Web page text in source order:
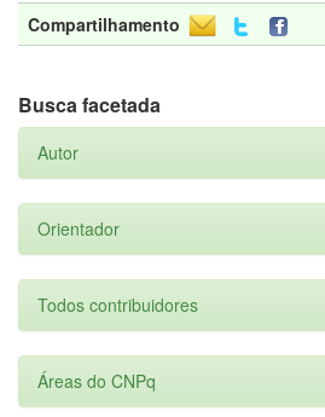
Compartilhamento
Busca facetada
Autor
Orientador
Todos contribuidores
Áreas do CNPq